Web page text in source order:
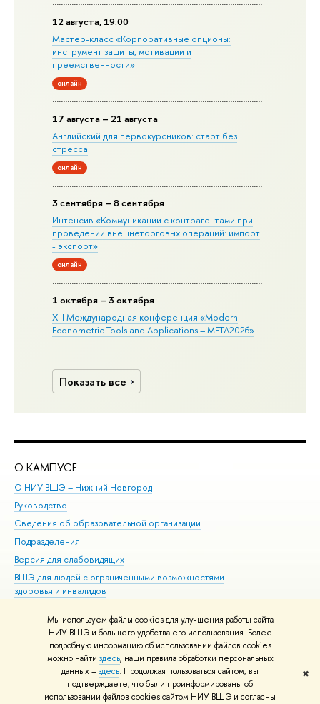
Мы используем файлы cookies для улучшения работы сайта
НИУ ВШЭ и большего удобства его использования. Более
подробную информацию об использовании файлов cookies
можно найти здесь, наши правила обработки персональных
данных –здесь. Продолжая пользоваться сайтом, вы
подтверждаете, что были проинформированы об
использовании файлов cookies сайтом НИУ ВШЭ и согласны
✖
12 августа, 19:00
Мастер-класс «Корпоративные опционы:
инструмент защиты, мотивации и
преемственности»
онлайн
17 августа – 21 августа
Английский для первокурсников: старт без
стресса
онлайн
3 сентября – 8 сентября
Интенсив «Коммуникации с контрагентами при
проведении внешнеторговых операций: импорт
- экспорт»
онлайн
1 октября – 3 октября
XIII Международная конференция «Modern
Econometric Tools and Applications – META2026»
Показать все
О КАМПУСЕ
О НИУ ВШЭ – Нижний Новгород
Руководство
Сведения об образовательной организации
Подразделения
Версия для слабовидящих
ВШЭ для людей с ограниченными возможностями
здоровья и инвалидов
© НИУ ВШЭ 1993–2026 Адреса и контакты Условия использования